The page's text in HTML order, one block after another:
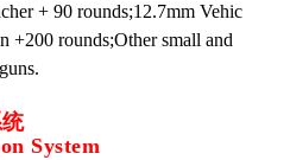
+ 90 rounds;12.7mm Vehic
+200 rounds;Other small and
System